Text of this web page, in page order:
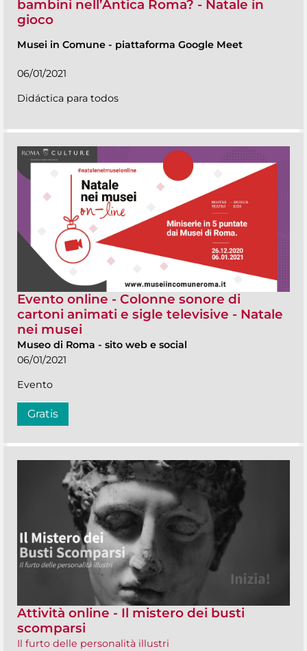
bambini nell’Antica Roma? - Natale in
gioco
Musei in Comune - piattaforma Google Meet
06/01/2021
Didáctica para todos
Evento online - Colonne sonore di
cartoni animati e sigle televisive - Natale
nei musei
Museo di Roma - sito web e social
06/01/2021
Evento
Gratis
Attività online - Il mistero dei busti
scomparsi
Il furto delle personalità illustri